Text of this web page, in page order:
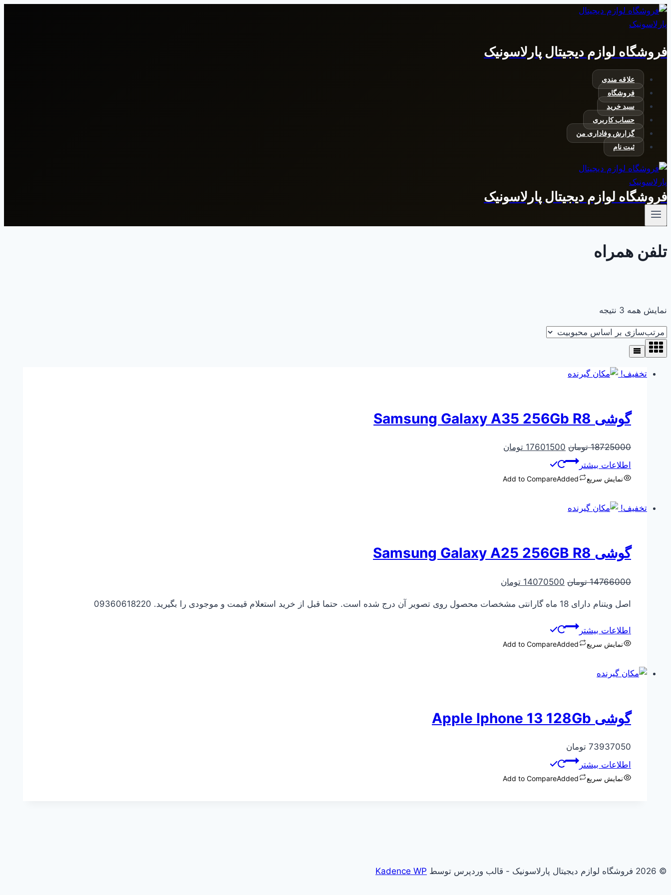
بازگشت
به
فروشگاه لوازم دیجیتال پارلاسونیک
علاقه مندی
فروشگاه
سبد خرید
حساب کاربری
گزارش وفاداری من
ثبت نام
فروشگاه لوازم دیجیتال پارلاسونیک
تلفن همراه
نمایش همه 3 نتیجه
اساس
تخفیف!
گوشی Samsung Galaxy A35 256Gb R8
18725000 تومان قیمت
اصلی
18725000 تومان
17601500 تومان
اطلاعات بیشتر
نمایش سریع Add to CompareAdded
تخفیف!
گوشی Samsung Galaxy A25 256GB R8
14766000 تومان قیمت
14766000 تومان
14070500 تومان
14070500 تومان
اصل ویتنام دارای 18 ماه گارانتی مشخصات محصول روی تصویر آن درج شده است. حتما قبل از خرید استعلام قیمت و موجودی را بگیرید. 09360618220
اطلاعات بیشتر
نمایش سریع Add to CompareAdded
گوشی Apple Iphone 13 128Gb
73937050 تومان
اطلاعات بیشتر
نمایش سریع Add to CompareAdded
© 2026 فروشگاه لوازم دیجیتال پارلاسونیک - قالب وردپرس توسط Kadence WP